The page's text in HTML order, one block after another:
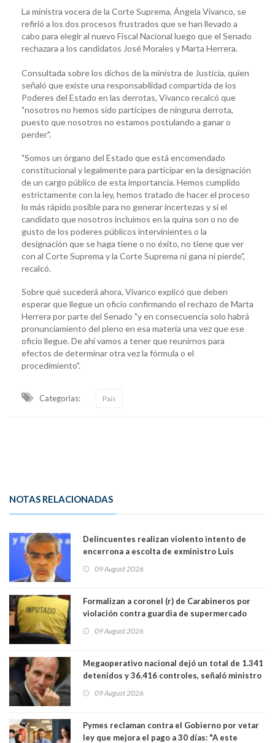
La ministra vocera de la Corte Suprema, Ángela Vivanco, se
refirió a los dos procesos frustrados que se han llevado a
cabo para elegir al nuevo Fiscal Nacional luego que el Senado
rechazara a los candidatos José Morales y Marta Herrera.
Consultada sobre los dichos de la ministra de Justicia, quien
señaló que existe una responsabilidad compartida de los
Poderes del Estado en las derrotas, Vivanco recalcó que
"nosotros no hemos sido partícipes de ninguna derrota,
puesto que nosotros no estamos postulando a ganar o
perder".
"Somos un órgano del Estado que está encomendado
constitucional y legalmente para participar en la designación
de un cargo público de esta importancia. Hemos cumplido
estrictamente con la ley, hemos tratado de hacer el proceso
lo más rápido posible para no generar incertezas y si el
candidato que nosotros incluimos en la quina son o no de
gusto de los poderes públicos intervinientes o la
designación que se haga tiene o no éxito, no tiene que ver
con al Corte Suprema y la Corte Suprema ni gana ni pierde",
recalcó.
Sobre qué sucederá ahora, Vivanco explicó que deben
esperar que llegue un oficio confirmando el rechazo de Marta
Herrera por parte del Senado "y en consecuencia solo habrá
pronunciamiento del pleno en esa materia una vez que ese
oficio llegue. De ahí vamos a tener que reunirnos para
efectos de determinar otra vez la fórmula o el
procedimiento".
Categorias: País
NOTAS RELACIONADAS
Delincuentes realizan violento intento de
encerrona a escolta de exministro Luis
Lo Espejo
09 August 2026
Formalizan a coronel (r) de Carabineros por
violación contra guardia de supermercado
09 August 2026
Megaoperativo nacional dejó un total de 1.341
detenidos y 36.416 controles, señaló ministro
09 August 2026
Pymes reclaman contra el Gobierno por vetar
ley que mejora el pago a 30 días: "A este